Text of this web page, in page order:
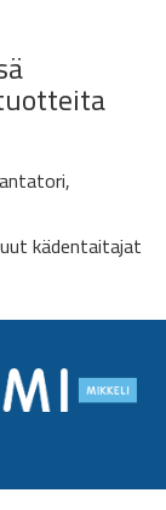
kädentaitajat